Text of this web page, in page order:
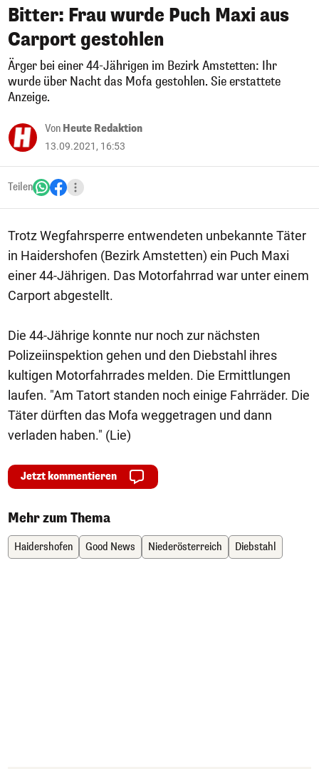
Bitter: Frau wurde Puch Maxi aus
Carport gestohlen
Ärger bei einer 44-Jährigen im Bezirk Amstetten: Ihr
wurde über Nacht das Mofa gestohlen. Sie erstattete
Anzeige.
Von Heute Redaktion
13.09.2021, 16:53
Teilen
Trotz Wegfahrsperre entwendeten unbekannte Täter
in Haidershofen (Bezirk Amstetten) ein Puch Maxi
einer 44-Jährigen. Das Motorfahrrad war unter einem
Carport abgestellt.
Die 44-Jährige konnte nur noch zur nächsten
Polizeiinspektion gehen und den Diebstahl ihres
kultigen Motorfahrrades melden. Die Ermittlungen
laufen. "Am Tatort standen noch einige Fahrräder. Die
Täter dürften das Mofa weggetragen und dann
verladen haben." (Lie)
Jetzt kommentieren
Mehr zum Thema
Haidershofen Good News Niederösterreich Diebstahl